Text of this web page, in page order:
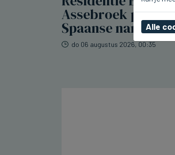
Assebroek pakt
Spaanse
do 06 augustus 2026, 00:35
Alle